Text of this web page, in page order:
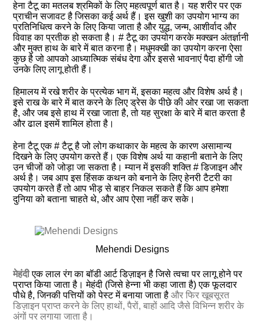
हेना टैटू का मतलब श्रमिकों के लिए महत्वपूर्ण बात है। यह शरीर पर एक
प्राचीन सजावट है जिसका कई अर्थ हैं। इस खुशी का उपयोग भाग्य का
प्रतिनिधित्व करने के लिए किया जाता है और युद्ध, जन्म, आशीर्वाद और
विवाह का प्रतीक हो सकता है। # टैटू का उपयोग करके मक्खन अंतर्ज्ञानी
और मुक्त हाथ के बारे में बात करना है। मधुमक्खी का उपयोग करना ऐसा
कुछ है जो आपको आध्यात्मिक संबंध देगा और इससे भावनाएं पैदा होंगी जो
उनके लिए लागू होती हैं।
हिमालय में रखे शरीर के प्रत्येक भाग में, इसका महत्व और विशेष अर्थ है।
इसे राख के बारे में बात करने के लिए ड्रेस के पीछे की ओर रखा जा सकता
है, और जब इसे हाथ में रखा जाता है, तो यह सुरक्षा के बारे में बात करता है
और ढाल इसमें शामिल होता है।
हेना टैटू एक # टैटू है जो लोग कथाकार के महत्व के कारण असामान्य
दिखने के लिए उपयोग करते हैं। एक विशेष अर्थ या कहानी बताने के लिए
उन चीजों को जोड़ा जा सकता है। म्यान में इसकी शक्ति # डिजाइन और
अर्थ है। जब आप इस हिंसक कथन को बनाने के लिए हेनरी टैटरी का
उपयोग करते हैं तो आप भीड़ से बाहर निकल सकते हैं कि आप हमेशा
दुनिया को बताना चाहते थे, और आप ऐसा नहीं कर सके।
Mehendi Designs
मेहंदीएक लाल रंग का बॉडी आर्ट डिज़ाइन है जिसे त्वचा पर लागू होने पर
प्राप्त किया जाता है। मेहंदी (जिसे हेन्ना भी कहा जाता है) एक फूलदार
पौधे है, जिनकी पत्तियों को पेस्ट में बनाया जाता हैऔर फिर खूबसूरत
डिज़ाइन प्राप्त करने के लिए हाथों, पैरों, बाहों आदि जैसे विभिन्न शरीर के
अंगों पर लगाया जाता है।